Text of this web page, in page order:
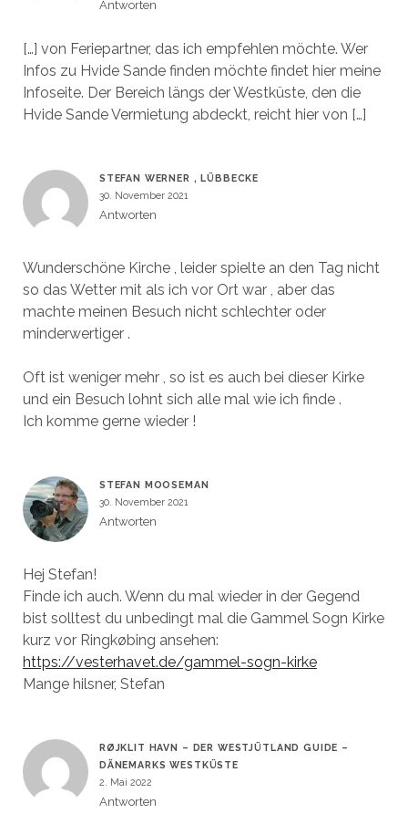
Antworten
[…] von Feriepartner, das ich empfehlen möchte. Wer
Infos zu Hvide Sande finden möchte findet hier meine
Infoseite. Der Bereich längs der Westküste, den die
Hvide Sande Vermietung abdeckt, reicht hier von […]
STEFAN WERNER , LÜBBECKE
30. November 2021
Antworten
Wunderschöne Kirche , leider spielte an den Tag nicht
so das Wetter mit als ich vor Ort war , aber das
machte meinen Besuch nicht schlechter oder
minderwertiger .
Oft ist weniger mehr , so ist es auch bei dieser Kirke
und ein Besuch lohnt sich alle mal wie ich finde .
Ich komme gerne wieder !
STEFAN MOOSEMAN
30. November 2021
Antworten
Hej Stefan!
Finde ich auch. Wenn du mal wieder in der Gegend
bist solltest du unbedingt mal die Gammel Sogn Kirke
kurz vor Ringkøbing ansehen:
https://vesterhavet.de/gammel-sogn-kirke
Mange hilsner, Stefan
RØJKLIT HAVN – DER WESTJÜTLAND GUIDE –
DÄNEMARKS WESTKÜSTE
2. Mai 2022
Antworten